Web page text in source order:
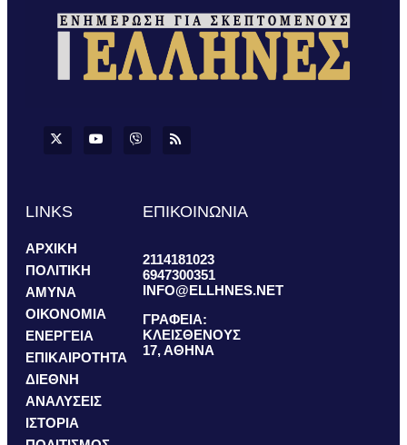
LINKS
ΑΡΧΙΚΗ
ΠΟΛΙΤΙΚΗ
ΑΜΥΝΑ
ΟΙΚΟΝΟΜΙΑ
ΕΝΕΡΓΕΙΑ
ΕΠΙΚΑΙΡΟΤΗΤΑ
ΔΙΕΘΝΗ
ΑΝΑΛΥΣΕΙΣ
ΙΣΤΟΡΙΑ
ΕΠΙΚΟΙΝΩΝΙΑ
2114181023
6947300351
INFO@ELLHNES.NET
ΓΡΑΦΕΙΑ:
ΚΛΕΙΣΘΕΝΟΥΣ
17, ΑΘΗΝΑ